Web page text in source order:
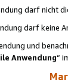
darf nicht
darf keine
und
Anwendung“